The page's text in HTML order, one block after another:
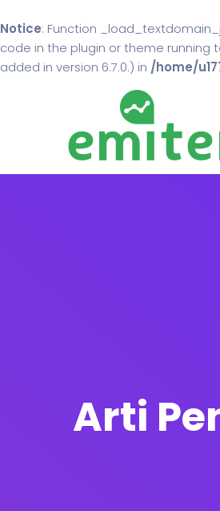
Notice: Function
code in the plugin or theme running
added in version 6.7.0.) in /home/
Arti